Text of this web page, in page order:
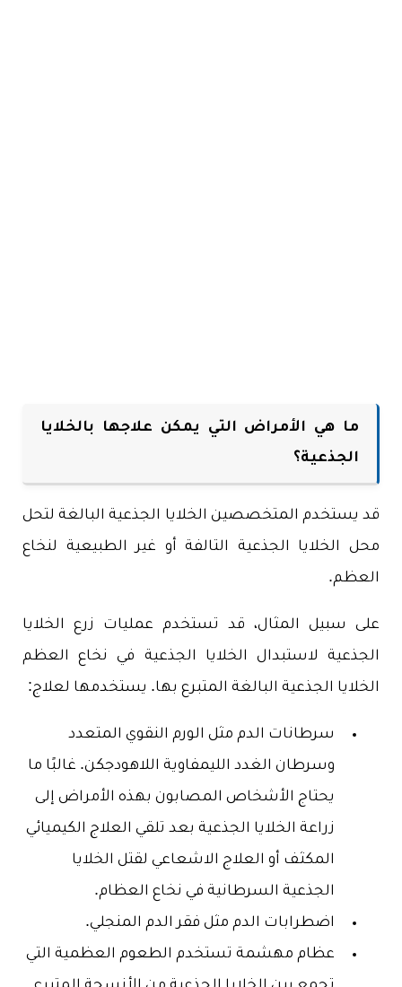
ما هي الأمراض التي يمكن علاجها بالخلايا
الجذعية؟
قد يستخدم المتخصصين الخلايا الجذعية البالغة لتحل
محل الخلايا الجذعية التالفة أو غير الطبيعية لنخاع
العظم.
على سبيل المثال، قد تستخدم عمليات زرع الخلايا
الجذعية لاستبدال الخلايا الجذعية في نخاع العظم
الخلايا الجذعية البالغة المتبرع بها. يستخدمها لعلاج:
سرطانات الدم مثل الورم النقوي المتعدد
وسرطان الغدد الليمفاوية اللاهودجكن. غالبًا ما
يحتاج الأشخاص المصابون بهذه الأمراض إلى
زراعة الخلايا الجذعية بعد تلقي العلاج الكيميائي
المكثف أو العلاج الاشعاعي لقتل الخلايا
الجذعية السرطانية في نخاع العظام.
اضطرابات الدم مثل فقر الدم المنجلي.
عظام مهشمة تستخدم الطعوم العظمية التي